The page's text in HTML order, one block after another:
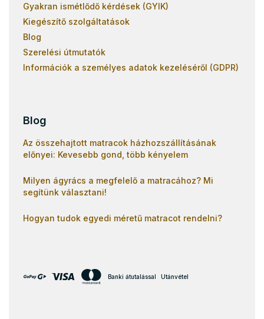
Gyakran ismétlődő kérdések (GYIK)
Kiegészítő szolgáltatások
Blog
Szerelési útmutatók
Információk a személyes adatok kezeléséről (GDPR)
Blog
Az összehajtott matracok házhozszállításának
előnyei: Kevesebb gond, több kényelem
Milyen ágyrács a megfelelő a matracához? Mi
segítünk választani!
Hogyan tudok egyedi méretű matracot rendelni?
Banki átutalással Utánvétel